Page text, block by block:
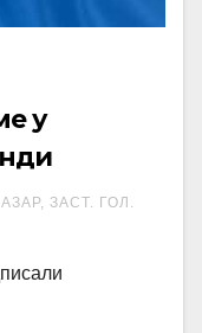
у
ЗАСТ. ГОЛ.